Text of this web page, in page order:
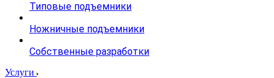
Типовые подъемники
Ножничные подъемники
Собственные разработки
Услуги